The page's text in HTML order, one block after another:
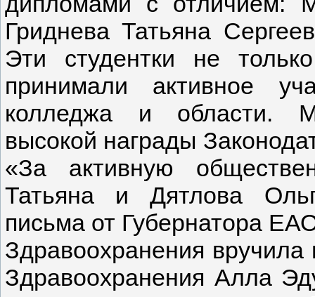
Гриднева Татьяна
Эти студентки не
принимали активное
колледжа и области.
высокой награды
«За активную
Татьяна и Дятлова
письма от Губернатора
Здравоохранения вручила
Здравоохранения Алла